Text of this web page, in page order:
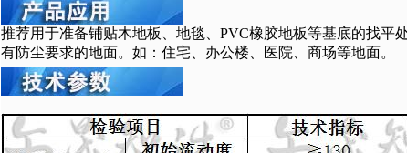
推荐用于准备铺贴木地板、地毯、PVC橡胶地板等基底的找平
有防尘要求的地面。如：住宅、办公楼、医院、商场等地面。